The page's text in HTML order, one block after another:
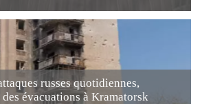
russes quotidiennes,
évacuations à Kramatorsk